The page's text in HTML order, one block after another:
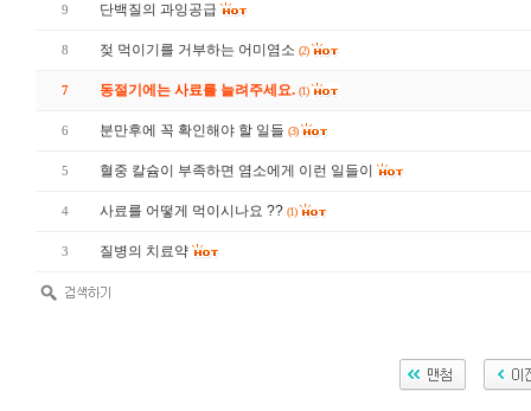
9 단백질의 과잉공급
8 젖 먹이기를 거부하는 어미염소 (2)
7 동절기에는 사료를 늘려주세요. (1)
6 분만후에 꼭 확인해야 할 일들 (3)
5 혈중 칼슘이 부족하면 염소에게 이런 일들이
4 사료를 어떻게 먹이시나요 ?? (1)
3 질병의 치료약